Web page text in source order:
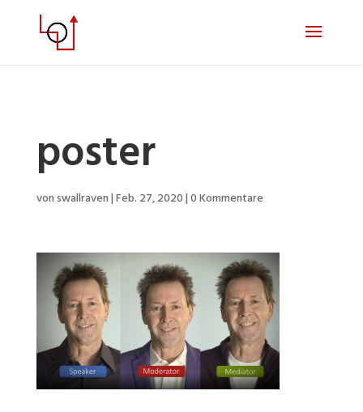
poster
vonswallraven|Feb. 27, 2020|0 Kommentare